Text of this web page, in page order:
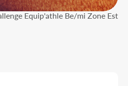
Equip'athle Be/mi Zone Est